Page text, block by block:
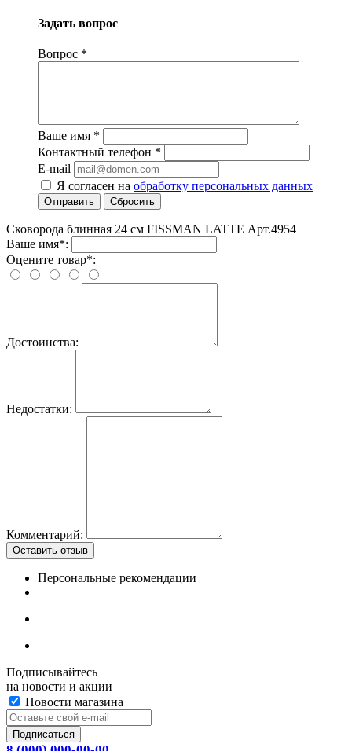
Задать вопрос
Вопрос *
Ваше имя *
Контактный телефон *
E-mail
Я согласен на обработку персональных данных
Отправить Сбросить
Сковорода блинная 24 cм FISSMAN LATTE Арт.4954
Ваше имя*:
Оцените товар*:
Достоинства:
Недостатки:
Комментарий:
Оставить отзыв
Персональные рекомендации
Подписывайтесь
на новости и акции
Новости магазина